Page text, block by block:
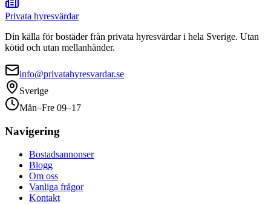
Privata hyresvärdar
Din källa för bostäder från privata hyresvärdar i hela Sverige. Utan
kötid och utan mellanhänder.
info@privatahyresvardar.se
Sverige
Mån–Fre 09–17
Navigering
Bostadsannonser
Blogg
Om oss
Vanliga frågor
Kontakt